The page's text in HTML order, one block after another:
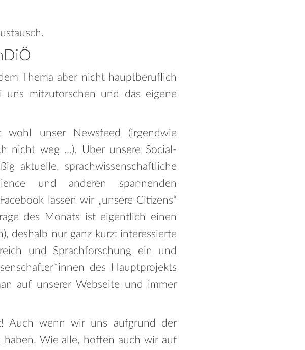
Thema aber nicht hauptberuflich
uns mitzuforschen und das eigene
wohl unser Newsfeed (irgendwie
nicht weg …). Über unsere Social-
aktuelle, sprachwissenschaftliche
und anderen spannenden
lassen wir „unsere Citizens“
des Monats ist eigentlich einen
deshalb nur ganz kurz: interessierte
und Sprachforschung ein und
des Hauptprojekts
auf unserer Webseite und immer
Auch wenn wir uns aufgrund der
Wie alle, hoffen auch wir auf